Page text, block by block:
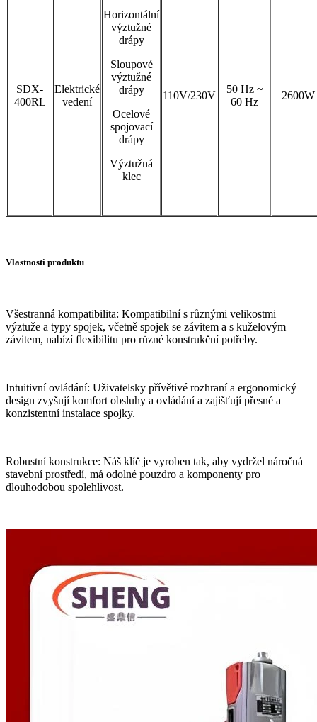
SDX-
400RL
Elektrické
vedení
Horizontální
výztužné
drápy
Sloupové
výztužné
drápy
Ocelové
spojovací
drápy
Výztužná
klec
110V/230V
50 Hz ~
60 Hz
2600W
Vlastnosti produktu
Všestranná kompatibilita: Kompatibilní s různými velikostmi
výztuže a typy spojek, včetně spojek se závitem a s kuželovým
závitem, nabízí flexibilitu pro různé konstrukční potřeby.
Intuitivní ovládání: Uživatelsky přívětivé rozhraní a ergonomický
design zvyšují komfort obsluhy a ovládání a zajišťují přesné a
konzistentní instalace spojky.
Robustní konstrukce: Náš klíč je vyroben tak, aby vydržel náročná
stavební prostředí, má odolné pouzdro a komponenty pro
dlouhodobou spolehlivost.